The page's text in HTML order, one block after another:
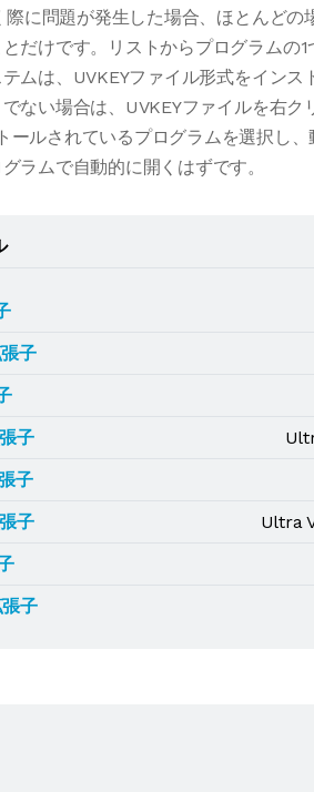
際に問題が発生した場合、ほとんど
だけです。リストからプログラムの
ムは、UVKEYファイル形式をイン
ない場合は、UVKEYファイルを右
ールされているプログラムを選択し
ラムで自動的に開くはずです。
子
子
子
子
Ultra
子